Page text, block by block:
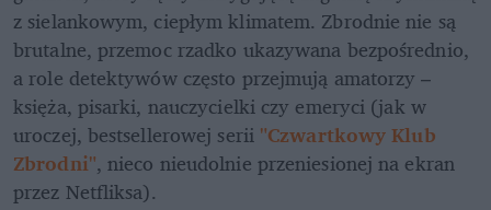
z sielankowym, ciepłym klimatem. Zbrodnie nie są
brutalne, przemoc rzadko ukazywana bezpośrednio,
a role detektywów często przejmują amatorzy –
księża, pisarki, nauczycielki czy emeryci (jak w
uroczej, bestsellerowej serii "Czwartkowy Klub
Zbrodni", nieco nieudolnie przeniesionej na ekran
przez Netfliksa).